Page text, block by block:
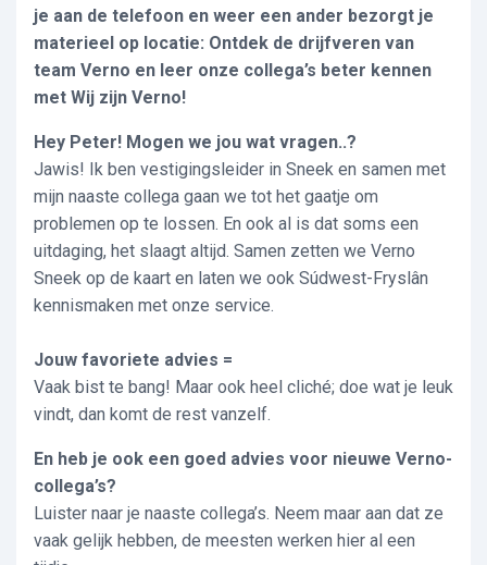
je aan de telefoon en weer een ander bezorgt je
materieel op locatie: Ontdek de drijfveren van
team Verno en leer onze collega’s beter kennen
met Wij zijn Verno!
Hey Peter! Mogen we jou wat vragen..?
Jawis! Ik ben vestigingsleider in Sneek en samen met
mijn naaste collega gaan we tot het gaatje om
problemen op te lossen. En ook al is dat soms een
uitdaging, het slaagt altijd. Samen zetten we Verno
Sneek op de kaart en laten we ook Súdwest-Fryslân
kennismaken met onze service.
Jouw favoriete advies =
Vaak bist te bang! Maar ook heel cliché; doe wat je leuk
vindt, dan komt de rest vanzelf.
En heb je ook een goed advies voor nieuwe Verno-
collega’s?
Luister naar je naaste collega’s. Neem maar aan dat ze
vaak gelijk hebben, de meesten werken hier al een